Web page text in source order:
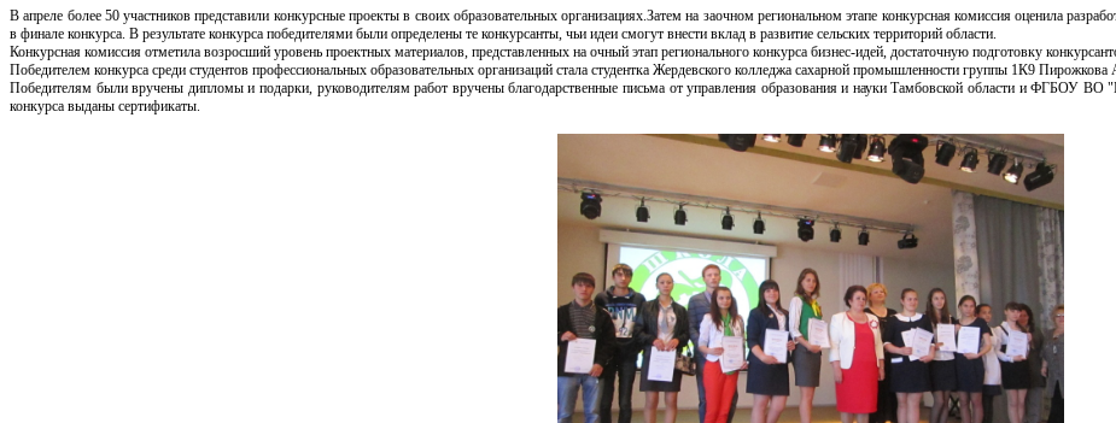
В апреле более 50 участников представили конкурсные проекты в своих образовательных организациях.Затем на заочном региональном этапе конкурсная комиссия оценила
в финале конкурса. В результате конкурса победителями были определены те конкурсанты, чьи идеи смогут внести вклад в развитие сельских территорий области.
Конкурсная комиссия отметила возросший уровень проектных материалов, представленных на очный этап регионального конкурса бизнес-идей, достаточную подготовку
Победителем конкурса среди студентов профессиональных образовательных организаций стала студентка Жердевского колледжа сахарной промышленности группы 1К9
Победителям были вручены дипломы и подарки, руководителям работ вручены благодарственные письма от управления образования и науки Тамбовской области и ФГБОУ ВО
конкурса выданы сертификаты.